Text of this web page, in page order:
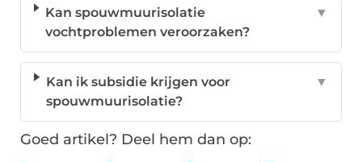
Kan spouwmuurisolatie
vochtproblemen veroorzaken?
▼
Kan ik subsidie krijgen voor
spouwmuurisolatie?
▼
Goed artikel? Deel hem dan op: